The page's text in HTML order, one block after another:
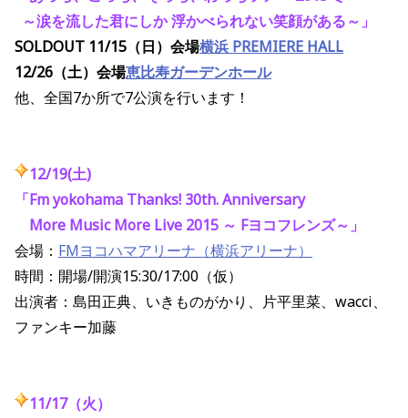
～涙を流した君にしか 浮かべられない笑顔がある～」
SOLDOUT 11/15（日）会場横浜 PREMIERE HALL
12/26（土）会場恵比寿ガーデンホール
他、全国7か所で7公演を行います！
12/19(土)
「Fm yokohama Thanks! 30th. Anniversary
More Music More Live 2015 ～ Fヨコフレンズ～」
会場： FMヨコハマアリーナ（横浜アリーナ）
時間：開場/開演15:30/17:00（仮）
出演者：島田正典、いきものがかり、片平里菜、wacci、
ファンキー加藤
11/17（火）